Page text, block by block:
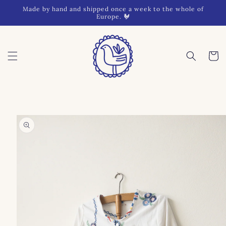
Skip to
Made by hand and shipped once a week to the whole of
Europe. 🐓
Cart
product
information